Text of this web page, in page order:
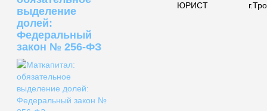
выделение
долей:
Федеральный
закон № 256-ФЗ
ЮРИСТ